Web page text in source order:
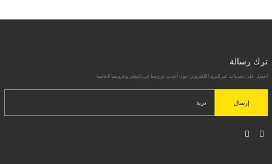
ترك رسالة
احصل على تحديثات عبر البريد الإلكتروني حول أحدث عروضنا في المتجر وعروضنا الخاصة.
إرسال